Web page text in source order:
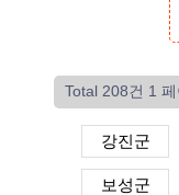
Total 208건 1
강진군
보성군